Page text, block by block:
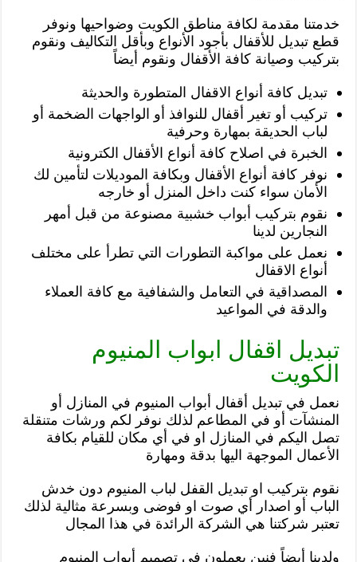
خدمتنا مقدمة لكافة مناطق الكويت وضواحيها ونوفر
قطع تبديل للأقفال بأجود الأنواع وبأقل التكاليف ونقوم
بتركيب وصيانة كافة الأقفال ونقوم أيضاً
تبديل كافة أنواع الاقفال المتطورة والحديثة
تركيب أو تغير أقفال للنوافذ أو الواجهات الضخمة أو
لباب الحديقة بمهارة وحرفية
الخبرة في اصلاح كافة أنواع الأقفال الكترونية
نوفر كافة أنواع الأقفال وبكافة الموديلات لتأمين لك
الأمان سواء كنت داخل المنزل أو خارجه
نقوم بتركيب أبواب خشبية مصنوعة من قبل أمهر
النجارين لدينا
نعمل على مواكبة التطورات التي تطرأ على مختلف
أنواع الاقفال
المصداقية في التعامل والشفافية مع كافة العملاء
والدقة في المواعيد
تبديل اقفال ابواب المنيوم
الكويت
نعمل في تبديل أقفال أبواب المنيوم في المنازل أو
المنشآت أو في المطاعم لذلك نوفر لكم ورشات متنقلة
تصل اليكم في المنازل او في أي مكان للقيام بكافة
الأعمال الموجهة اليها بدقة ومهارة
نقوم بتركيب او تبديل القفل لباب المنيوم دون خدش
الباب أو اصدار أي صوت او فوضى وبسرعة مثالية لذلك
تعتبر شركتنا هي الشركة الرائدة في هذا المجال
ولدينا أيضاً فنين يعملون في تصميم أبواب المنيوم